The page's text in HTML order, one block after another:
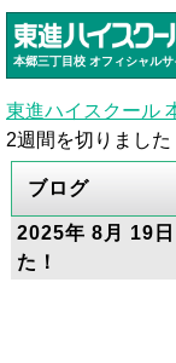
本郷三丁目校 オフィシャルサ
東進ハイスクール
2週間を切りました
ブログ
2025年 8月 19
た！